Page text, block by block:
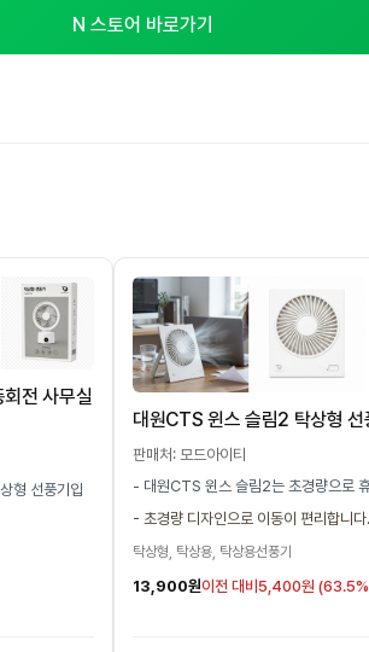
N 스토어 바로가기
전 사무실
형 선풍기입
대원CTS 윈스 슬림2 탁상형
판매처: 모드아이티
- 대원CTS 윈스 슬림2는 초경량으로
- 초경량 디자인으로 이동이 편리합니다.
탁상형, 탁상용, 탁상용선풍기
13,900원이전 대비 5,400원